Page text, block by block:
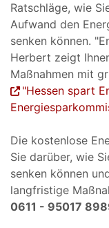
Ratschläge, wie
Aufwand den
senken können.
Herbert zeigt
Maßnahmen mit
"Hessen spart
Die kostenlose
Sie darüber, wie
senken können
langfristige
0611 - 95017